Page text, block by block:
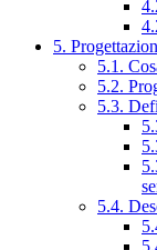
5.
5.1.
5.2.
5.3.
5.4.